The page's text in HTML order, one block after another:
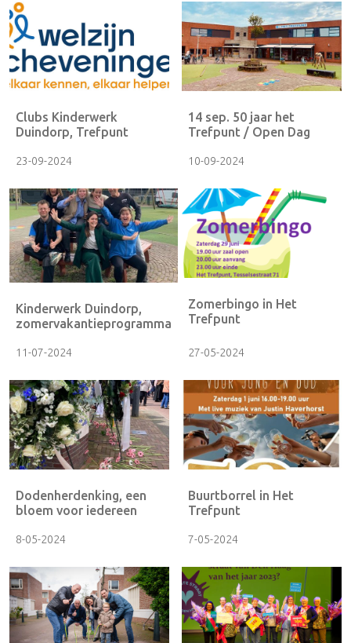
Clubs Kinderwerk
Duindorp, Trefpunt
23-09-2024
14 sep. 50 jaar het
Trefpunt / Open Dag
10-09-2024
Kinderwerk Duindorp,
zomervakantieprogramma
11-07-2024
Zomerbingo in Het
Trefpunt
27-05-2024
Dodenherdenking, een
bloem voor iedereen
8-05-2024
Buurtborrel in Het
Trefpunt
7-05-2024